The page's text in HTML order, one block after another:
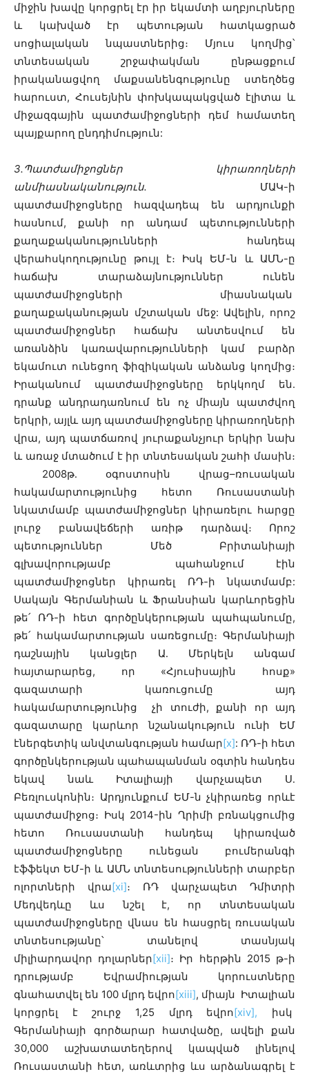
միջին խավը կորցրել էր իր եկամտի աղբյուրները
և կախված էր պետության հատկացրած
սոցիալական նպաստներից։ Մյուս կողմից՝
տնտեսական շրջափակման ընթացքում
իրականացվող մաքսանենգությունը ստեղծեց
հարուստ, Հուսեյնին փոխկապակցված էլիտա և
միջազգային պատժամիջոցների դեմ համատեղ
պայքարող ընդդիմություն:
3․Պատժամիջոցներ կիրառողների
անմիասնականություն․ ՄԱԿ-ի
պատժամիջոցները հազվադեպ են արդյունքի
հասնում, քանի որ անդամ պետությունների
քաղաքականությունների հանդեպ
վերահսկողությունը թույլ է։ Իսկ ԵՄ-ն և ԱՄՆ-ը
հաճախ տարաձայնություններ ունեն
պատժամիջոցների միասնական
քաղաքականության մշտական մեջ: Ավելին, որոշ
պատժամիջոցներ հաճախ անտեսվում են
առանձին կառավարությունների կամ բարձր
եկամուտ ունեցող ֆիզիկական անձանց կողմից։
Իրականում պատժամիջոցները երկկողմ են.
դրանք անդրադառնում են ոչ միայն պատժվող
երկրի, այլև այդ պատժամիջոցները կիրառողների
վրա, այդ պատճառով յուրաքանչյուր երկիր նախ
և առաջ մտածում է իր տնտեսական շահի մասին։
2008թ․ օգոստոսին վրաց–ռուսական
հակամարտությունից հետո Ռուսաստանի
նկատմամբ պատժամիջոցներ կիրառելու հարցը
լուրջ բանավեճերի առիթ դարձավ։ Որոշ
պետություններ Մեծ Բրիտանիայի
գլխավորությամբ պահանջում էին
պատժամիջոցներ կիրառել ՌԴ-ի նկատմամբ:
Սակայն Գերմանիան և Ֆրանսիան կարևորեցին
թե՛ ՌԴ-ի հետ գործընկերության պահպանումը,
թե՛ հակամարտության սառեցումը։ Գերմանիայի
դաշնային կանցլեր Ա․ Մերկելն անգամ
հայտարարեց, որ «Հյուսիսային հոսք»
գազատարի կառուցումը այդ
հակամարտությունից չի տուժի, քանի որ այդ
գազատարը կարևոր նշանակություն ունի ԵՄ
էներգետիկ անվտանգության համար[x]: ՌԴ-ի հետ
գործընկերության պահապանման օգտին հանդես
եկավ նաև Իտալիայի վարչապետ Ս․
Բեռլուսկոնին։ Արդյունքում ԵՄ-ն չկիրառեց որևէ
պատժամիջոց։ Իսկ 2014-ին Ղրիմի բռնակցումից
հետո Ռուսաստանի հանդեպ կիրառված
պատժամիջոցները ունեցան բումերանգի
էֆֆեկտ ԵՄ-ի և ԱՄՆ տնտեսությունների տարբեր
ոլորտների վրա[xi]։ ՌԴ վարչապետ Դմիտրի
Մեդվեդևը ևս նշել է, որ տնտեսական
պատժամիջոցները վնաս են հասցրել ռուսական
տնտեսությանը՝ տանելով տասնյակ
միլիարդավոր դոլարներ[xii]։ Իր հերթին 2015 թ-ի
դրությամբ Եվրամիության կորուստները
գնահատվել են 100 մլրդ եվրո[xiii], միայն Իտալիան
կորցրել է շուրջ 1,25 մլրդ եվրո[xiv], իսկ
Գերմանիայի գործարար հատվածը, ավելի քան
30,000 աշխատատեղերով կապված լինելով
Ռուսաստանի հետ, առևտրից ևս արձանագրել է